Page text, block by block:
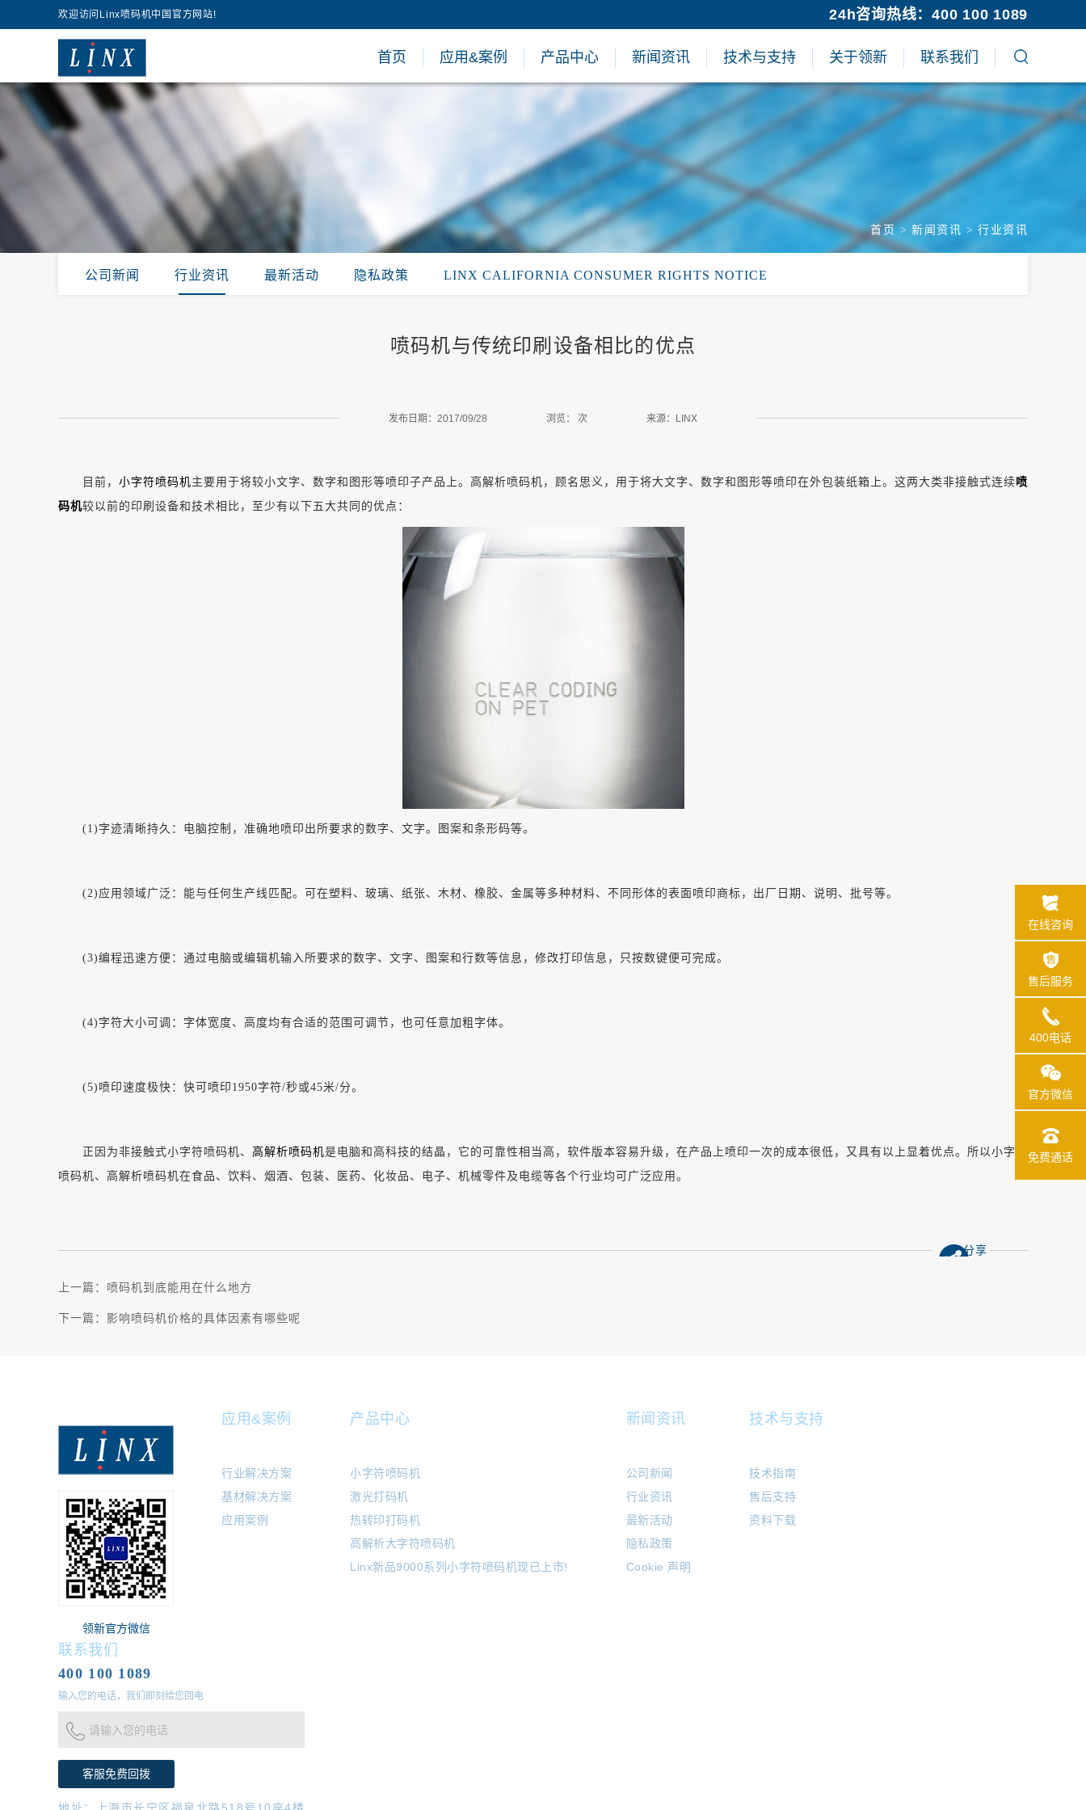
欢迎访问Linx喷码机中国官方网站! 24h咨询热线：400 100 1089
首页 应用&案例 产品中心 新闻资讯 技术与支持 关于领新 联系我们
首页 > 新闻资讯 > 行业资讯
公司新闻 行业资讯 最新活动 隐私政策 LINX CALIFORNIA CONSUMER RIGHTS NOTICE
喷码机与传统印刷设备相比的优点
发布日期：2017/09/28 浏览： 次 来源：LINX
目前， 小字符喷码机主要用于将较小文字、数字和图形等喷印子产品上。高解析喷码机，顾名思义，用于将大文字、数字和图形等喷印在外包装纸箱上。这两大类非接触式连续喷
码机较以前的印刷设备和技术相比，至少有以下五大共同的优点：
(1)字迹清晰持久：电脑控制，准确地喷印出所要求的数字、文字。图案和条形码等。
(2)应用领域广泛：能与任何生产线匹配。可在塑料、玻璃、纸张、木材、橡胶、金属等多种材料、不同形体的表面喷印商标，出厂日期、说明、批号等。
(3)编程迅速方便：通过电脑或编辑机输入所要求的数字、文字、图案和行数等信息，修改打印信息，只按数键便可完成。
(4)字符大小可调：字体宽度、高度均有合适的范围可调节，也可任意加粗字体。
(5)喷印速度极快：快可喷印1950字符/秒或45米/分。
正因为非接触式小字符喷码机、 高解析喷码机是电脑和高科技的结晶，它的可靠性相当高，软件版本容易升级，在产品上喷印一次的成本很低，又具有以上显着优点。所以小字符
喷码机、高解析喷码机在食品、饮料、烟酒、包装、医药、化妆品、电子、机械零件及电缆等各个行业均可广泛应用。
上一篇： 喷码机到底能用在什么地方
下一篇： 影响喷码机价格的具体因素有哪些呢
分享
领新官方微信
应用&案例
行业解决方案
基材解决方案
应用案例
产品中心
小字符喷码机
激光打码机
热转印打码机
高解析大字符喷码机
Linx新品9000系列小字符喷码机现已上市!
新闻资讯
公司新闻
行业资讯
最新活动
隐私政策
Cookie 声明
技术与支持
技术指南
售后支持
资料下载
联系我们
400 100 1089
输入您的电话，我们即刻给您回电
请输入您的电话
在线咨询
售后服务
400电话
官方微信
免费通话